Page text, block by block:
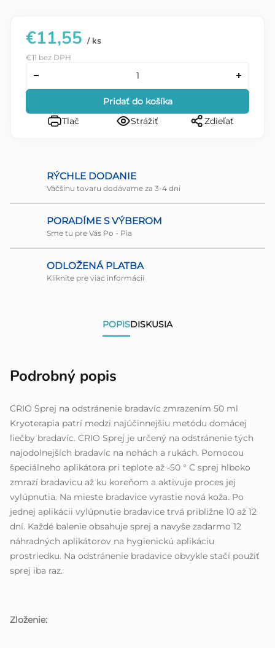
€11,55 / ks
€11 bez DPH
Pridať do košíka
Tlač
Strážiť Zdieľať
RÝCHLE DODANIE
Väčšinu tovaru dodávame za 3-4 dni
PORADÍME S VÝBEROM
Sme tu pre Vás Po - Pia
ODLOŽENÁ PLATBA
Kliknite pre viac informácií
POPISDISKUSIA
Podrobný popis
CRIO Sprej na odstránenie bradavíc zmrazením 50 ml
Kryoterapia patrí medzi najúčinnejšiu metódu domácej
liečby bradavíc. CRIO Sprej je určený na odstránenie tých
najodolnejších bradavíc na nohách a rukách. Pomocou
špeciálneho aplikátora pri teplote až -50 ° C sprej hlboko
zmrazí bradavicu až ku koreňom a aktivuje proces jej
vylúpnutia. Na mieste bradavice vyrastie nová koža. Po
jednej aplikácii vylúpnutie bradavice trvá približne 10 až 12
dní. Každé balenie obsahuje sprej a navyše zadarmo 12
náhradných aplikátorov na hygienickú aplikáciu
prostriedku. Na odstránenie bradavice obvykle stačí použiť
sprej iba raz.
Zloženie: